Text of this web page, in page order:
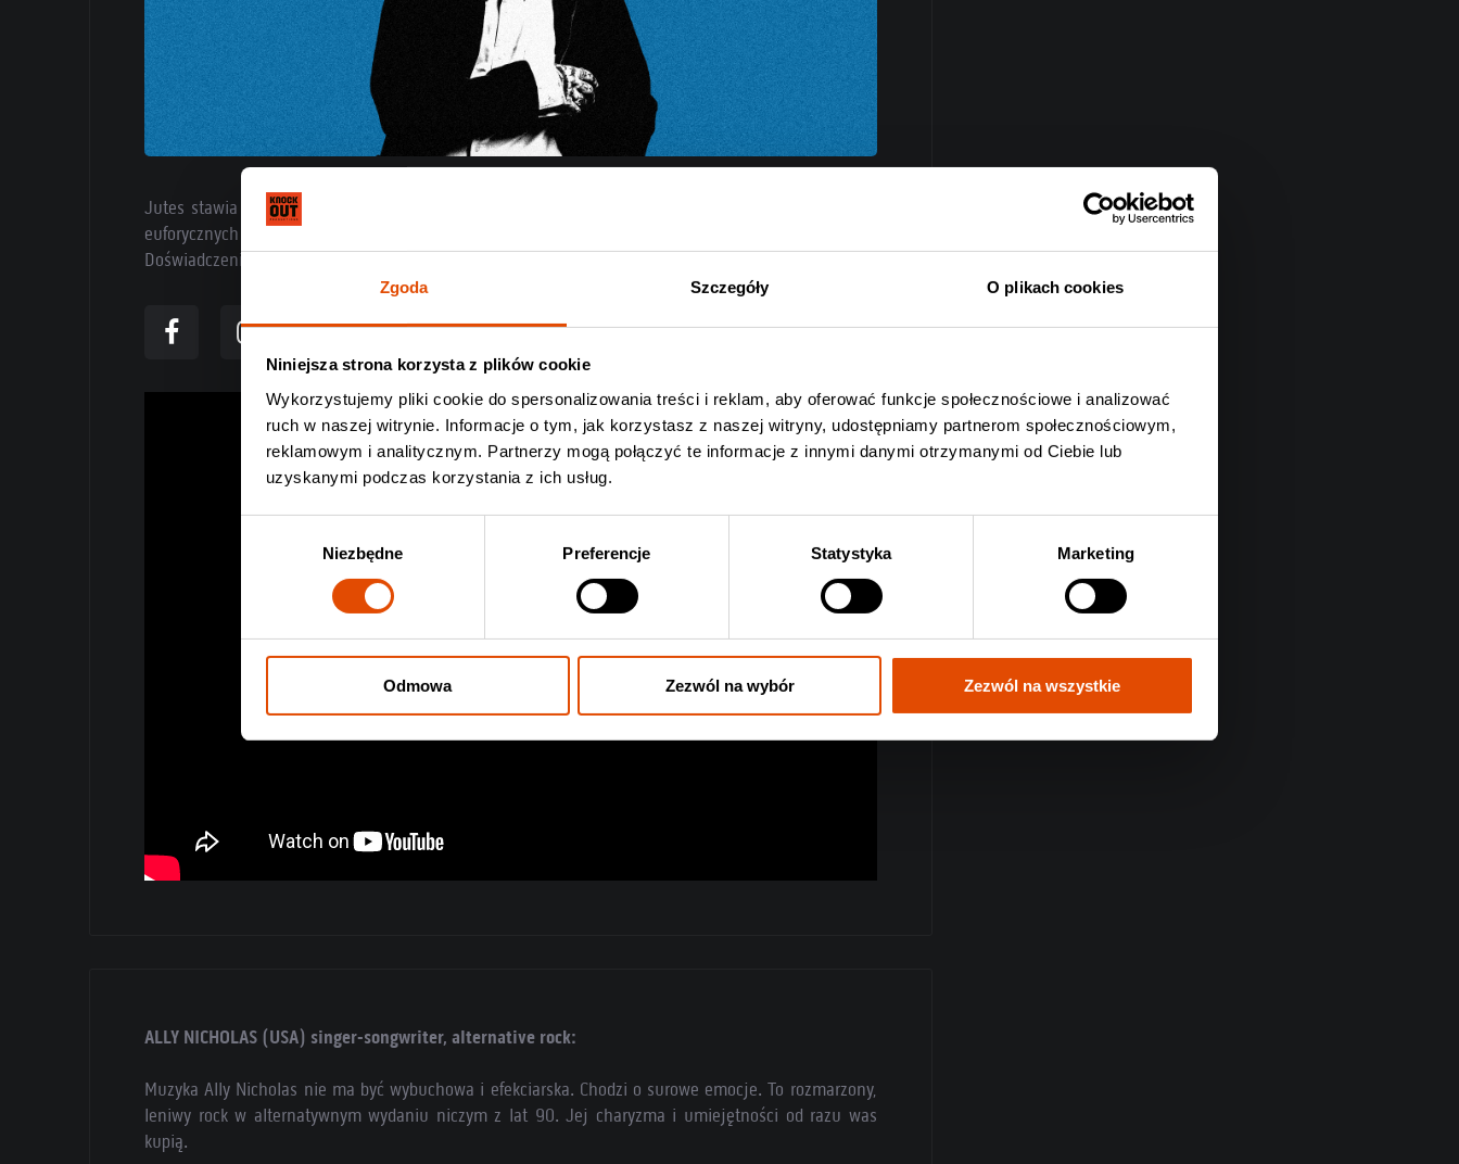
Zgoda Szczegóły O plikach cookies
Niniejsza strona korzysta z plików cookie
Wykorzystujemy pliki cookie do spersonalizowania treści i reklam, aby oferować funkcje społecznościowe i analizować
ruch w naszej witrynie. Informacje o tym, jak korzystasz z naszej witryny, udostępniamy partnerom społecznościowym,
reklamowym i analitycznym. Partnerzy mogą połączyć te informacje z innymi danymi otrzymanymi od Ciebie lub
uzyskanymi podczas korzystania z ich usług.
Niezbędne Preferencje Statystyka Marketing
Odmowa Zezwól na wybór Zezwól na wszystkie
Jutes stawia na szerokie spektrum emocji, które – jak u każdego z nas – rozciąga się od stanów
euforycznych do depresyjnych. Właśnie dlatego jego pełna pasji muzyka jest tak zróżnicowana.
Doświadczenie tego na żywo będzie cudowną sprawą.
ALLY NICHOLAS (USA) singer-songwriter, alternative rock:
Muzyka Ally Nicholas nie ma być wybuchowa i efekciarska. Chodzi o surowe emocje. To rozmarzony,
leniwy rock w alternatywnym wydaniu niczym z lat 90. Jej charyzma i umiejętności od razu was
kupią.